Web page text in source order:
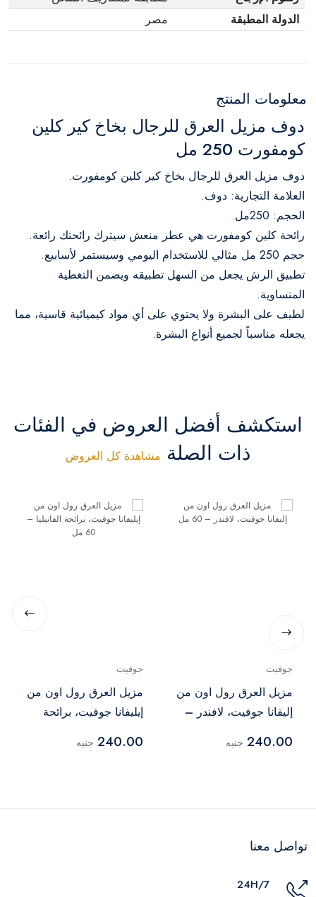
الدولة المطبقة
مصر
معلومات المنتج
دوف مزيل العرق للرجال بخاخ كير كلين
كومفورت 250 مل
دوف مزيل العرق للرجال بخاخ كير كلين كومفورت.
العلامة التجارية: دوف.
الحجم: 250مل.
رائحة كلين كومفورت هي عطر منعش سيترك رائحتك رائعة.
حجم 250 مل مثالي للاستخدام اليومي وسيستمر لأسابيع.
تطبيق الرش يجعل من السهل تطبيقه ويضمن التغطية
المتساوية.
لطيف على البشرة ولا يحتوي على أي مواد كيميائية قاسية، مما
يجعله مناسباً لجميع أنواع البشرة.
استكشف أفضل العروض في الفئات
ذات الصلة مشاهدة كل العروض
جوفيت
مزيل العرق رول اون من
إليفانا جوفيت، لافندر –
240.00 جنيه
جوفيت
مزيل العرق رول اون من
إيليفانا جوفيت، برائحة
240.00 جنيه
تواصل معنا
24H/7